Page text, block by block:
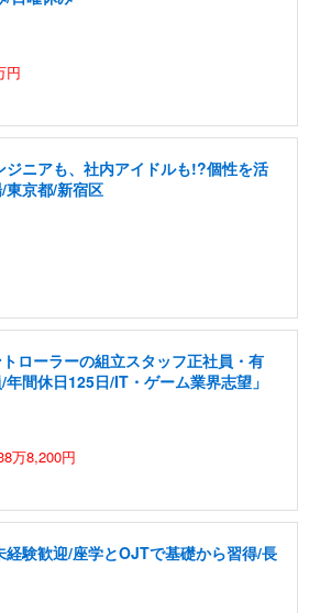
円
ジニアも、社内アイドルも!?個性を活
東京都/新宿区
ローラーの組立スタッフ正社員・有
間休日125日/IT・ゲーム業界志望」
万8,200円
験歓迎/座学とOJTで基礎から習得/長